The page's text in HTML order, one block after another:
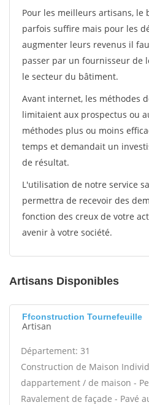
Pour les meilleurs artisans, le
parfois suffire mais pour les
augmenter leurs revenus il
passer par un fournisseur de
le secteur du bâtiment.
Avant internet, les méthodes
limitaient aux prospectus ou
méthodes plus ou moins
temps et demandait un
de résultat.
L'utilisation de notre service
permettra de recevoir des
fonction des creux de votre
avenir à votre société.
Artisans Disponibles
Ffconstruction Tournefeuille
Artisan
Département: 31
Construction de Maison
dappartement / de maison -
Ravalement de façade - Pavé